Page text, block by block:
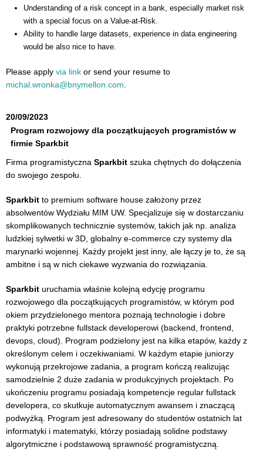
Understanding of a risk concept in a bank, especially market risk
with a special focus on a Value-at-Risk.
Ability to handle large datasets, experience in data engineering
would be also nice to have.
Please apply via link or send your resume to
michal.wronka@bnymellon.com
20/09/2023
Program rozwojowy dla początkujących programistów w
firmie Sparkbit
Firma programistyczna Sparkbit szuka chętnych do dołączenia
do swojego zespołu.
Sparkbit to premium software house założony przez
absolwentów Wydziału MIM UW. Specjalizuje się w dostarczaniu
skomplikowanych technicznie systemów, takich jak np. analiza
ludzkiej sylwetki w 3D, globalny e-commerce czy systemy dla
marynarki wojennej. Każdy projekt jest inny, ale łączy je to, że są
ambitne i są w nich ciekawe wyzwania do rozwiązania.
Sparkbit uruchamia właśnie kolejną edycję programu
rozwojowego dla początkujących programistów, w którym pod
okiem przydzielonego mentora poznają technologie i dobre
praktyki potrzebne fullstack developerowi (backend, frontend,
devops, cloud). Program podzielony jest na kilka etapów, każdy z
określonym celem i oczekiwaniami. W każdym etapie juniorzy
wykonują przekrojowe zadania, a program kończą realizując
samodzielnie 2 duże zadania w produkcyjnych projektach. Po
ukończeniu programu posiadają kompetencje regular fullstack
developera, co skutkuje automatycznym awansem i znaczącą
podwyżką. Program jest adresowany do studentów ostatnich lat
informatyki i matematyki, którzy posiadają solidne podstawy
algorytmiczne i podstawową sprawność programistyczną.